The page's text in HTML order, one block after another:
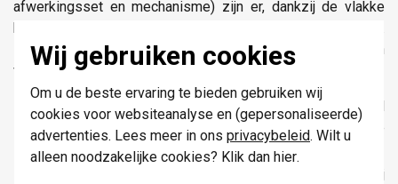
Wij gebruiken cookies
Om u de beste ervaring te bieden gebruiken wij
cookies voor websiteanalyse en (gepersonaliseerde)
advertenties. Lees meer in ons privacybeleid. Wilt u
alleen noodzakelijke cookies? Klik dan hier.
afwerkingsset en mechanisme) zijn er, dankzij de vlakke
boord aan de centraalplaat, geen metalen delen zichtbaar.
De demontage gebeurt eenvoudig door het losschroeven
van de centraalplaat.
Materiaal centraalplaat: De centraalplaat is vervaardigd
uit vormvaste polycarbonaat. De grondstof is in de
massa gekleurd.
Kleur: white hoogglans (in de massa gekleurd, bij